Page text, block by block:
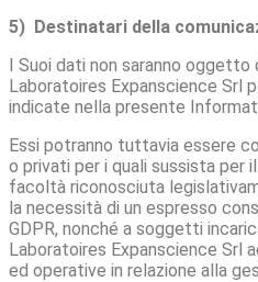
5) Destinatari della
I Suoi dati non saranno
Laboratoires Expanscience Srl
indicate nella presente
Essi potranno tuttavia essere
o privati per i quali sussista per
facoltà riconosciuta
la necessità di un espresso
GDPR, nonché a soggetti
Laboratoires Expanscience Srl
ed operative in relazione alla